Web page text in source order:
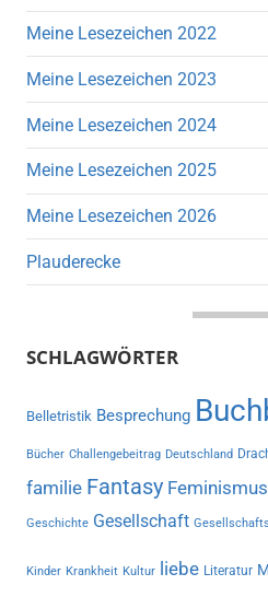
Meine Lesezeichen 2022
Meine Lesezeichen 2023
Meine Lesezeichen 2024
Meine Lesezeichen 2025
Meine Lesezeichen 2026
Plauderecke
SCHLAGWÖRTER
Belletristik Besprechung
Bücher Challengebeitrag Deutschland
familie Fantasy Feminismus
Geschichte Gesellschaft
Kinder Krankheit Kultur liebe Literatur